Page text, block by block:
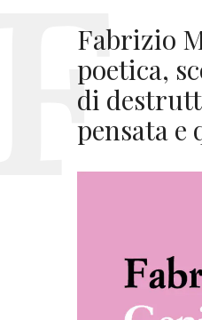
Fabrizio
poetica,
di
pensata